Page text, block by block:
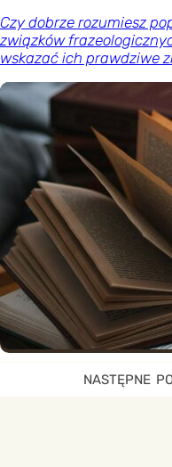
Czy dobrze rozumiesz
związków
wskazać ich prawdziwe